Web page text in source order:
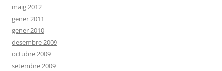
maig 2012
gener 2011
gener 2010
desembre 2009
octubre 2009
setembre 2009